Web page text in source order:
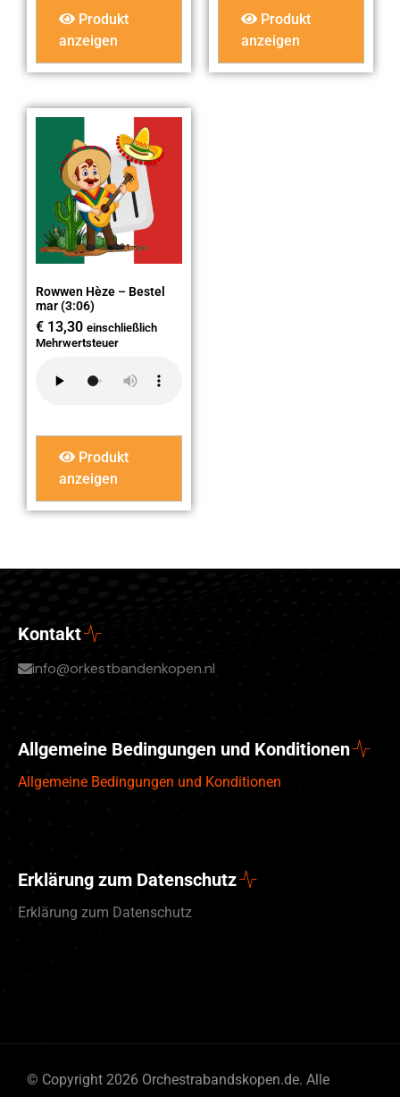
Produkt
anzeigen
Produkt
anzeigen
Rowwen Hèze – Bestel
mar (3:06)
€ 13,30 einschließlich
Mehrwertsteuer
Produkt
anzeigen
Kontakt
info@orkestbandenkopen.nl
Allgemeine Bedingungen und Konditionen
Allgemeine Bedingungen und Konditionen
Erklärung zum Datenschutz
Erklärung zum Datenschutz
© Copyright 2026 Orchestrabandskopen.de. Alle